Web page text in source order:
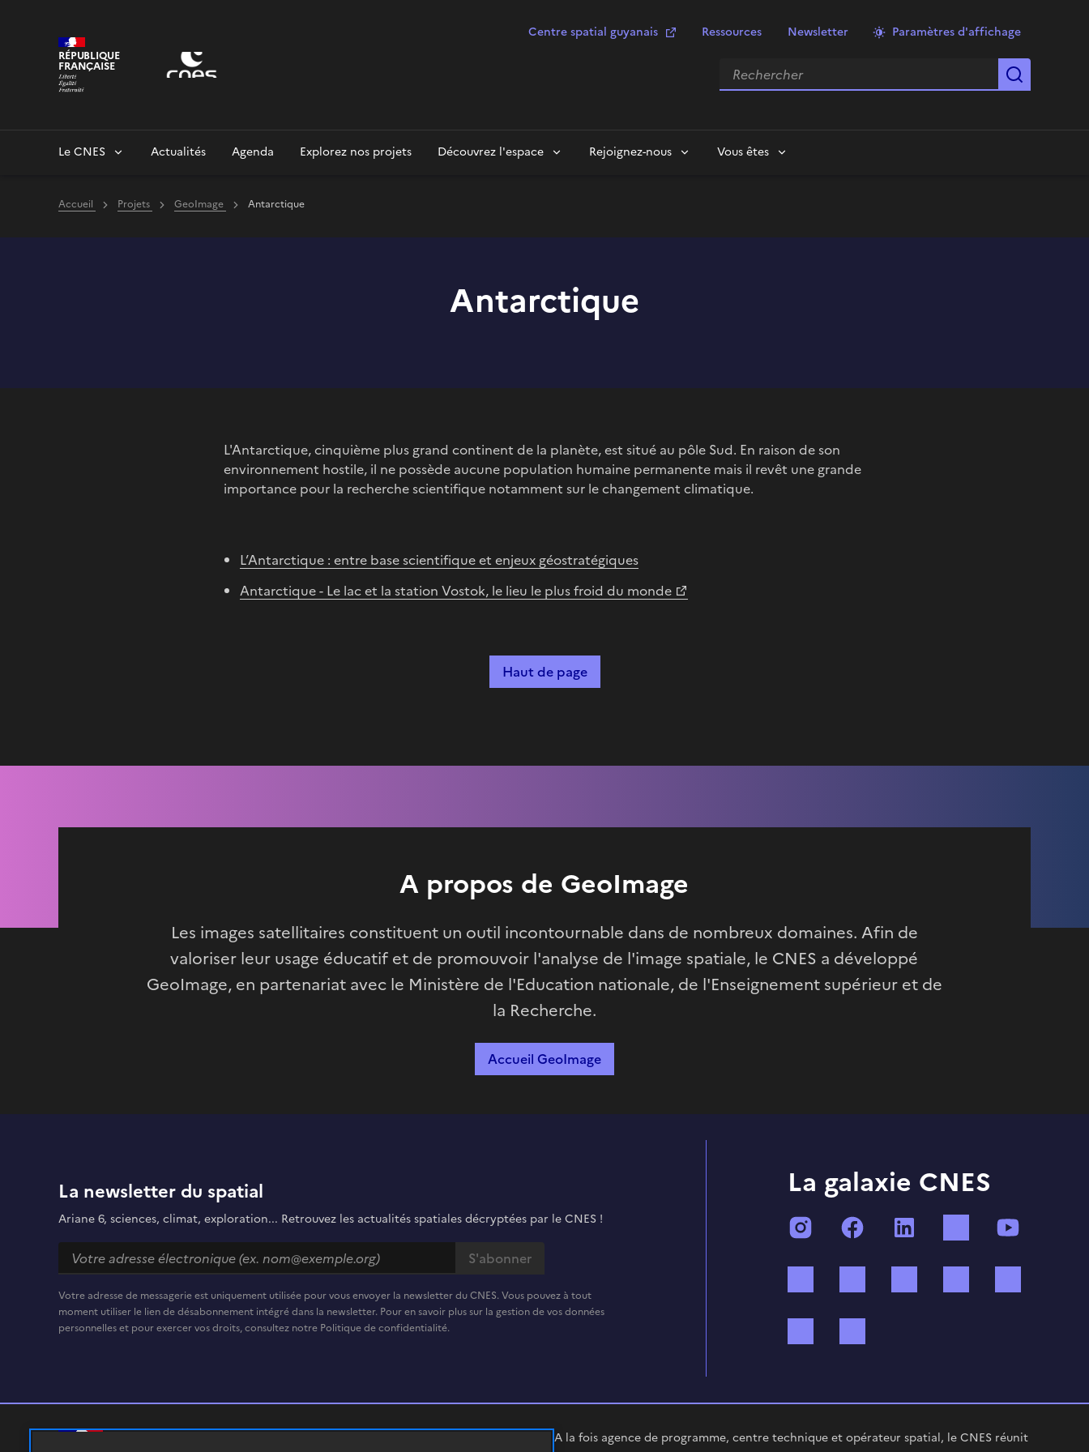
RÉPUBLIQUE
FRANÇAISE
Centre spatial guyanais Ressources Newsletter Paramètres d'affichage
Rechercher
Le CNES Actualités Agenda Explorez nos projets Découvrez l'espace Rejoignez-nous Vous êtes
Accueil Projets GeoImage Antarctique
Antarctique
L'Antarctique, cinquième plus grand continent de la planète, est situé au pôle Sud. En raison de son
environnement hostile, il ne possède aucune population humaine permanente mais il revêt une grande
importance pour la recherche scientifique notamment sur le changement climatique.
L’Antarctique : entre base scientifique et enjeux géostratégiques
Antarctique - Le lac et la station Vostok, le lieu le plus froid du monde
Haut de page
A propos de GeoImage
Les images satellitaires constituent un outil incontournable dans de nombreux domaines. Afin de
valoriser leur usage éducatif et de promouvoir l'analyse de l'image spatiale, le CNES a développé
GeoImage, en partenariat avec le Ministère de l'Education nationale, de l'Enseignement supérieur et de
la Recherche.
Accueil GeoImage
La newsletter du spatial
Ariane 6, sciences, climat, exploration... Retrouvez les actualités spatiales décryptées par le CNES !
Votre adresse de messagerie est uniquement utilisée pour vous envoyer la newsletter du CNES. Vous pouvez à tout
moment utiliser le lien de désabonnement intégré dans la newsletter. Pour en savoir plus sur la gestion de vos données
personnelles et pour exercer vos droits, consultez notre Politique de confidentialité.
La galaxie CNES
InstagramFacebook TikTok
A la fois agence de programme, centre technique et opérateur spatial, le CNES réunit